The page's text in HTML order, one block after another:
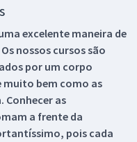
excelente maneira de
nossos cursos são
por um corpo
muito bem como as
as
a frente da
pois cada